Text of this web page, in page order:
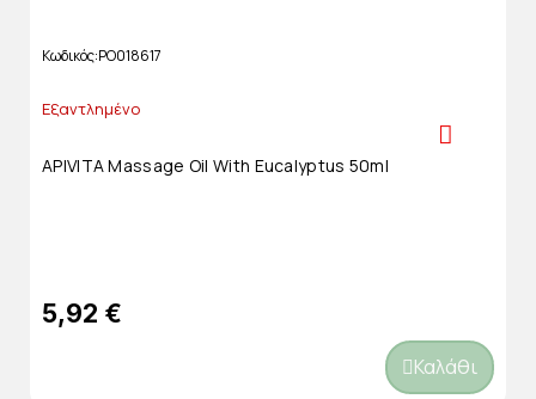
Κωδικός PO018617
Εξαντλημένο
APIVITA Massage Oil With Eucalyptus 50ml
5,92 €
Καλάθι